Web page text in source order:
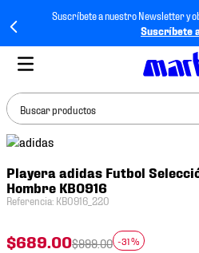
Suscríbete a nuestro Newsletter y
Suscríbete
Buscar productos
Playera adidas Futbol
Hombre KB0916
Referencia: KB0916_220
$689.00$999.00 -31 %
BUSCADOS
1.
tenis mujer